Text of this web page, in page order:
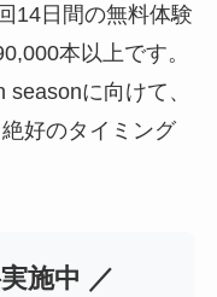
14日間の無料体験
本以上です。
に向けて、
好のタイミング
施中 ／